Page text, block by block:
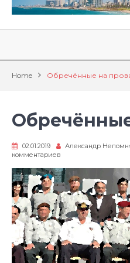
Home Обречённые на
02.01.2019 Александр
комментариев
Обречённые
на
провал